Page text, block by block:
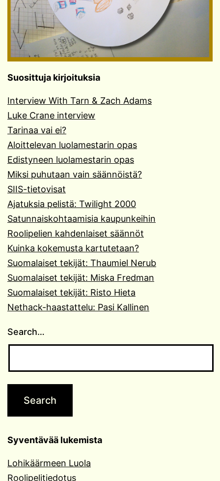
Suosittuja kirjoituksia
Interview With Tarn & Zach Adams
Luke Crane interview
Tarinaa vai ei?
Aloittelevan luolamestarin opas
Edistyneen luolamestarin opas
Miksi puhutaan vain säännöistä?
SIIS-tietovisat
Ajatuksia pelistä: Twilight 2000
Satunnaiskohtaamisia kaupunkeihin
Roolipelien kahdenlaiset säännöt
Kuinka kokemusta kartutetaan?
Suomalaiset tekijät: Thaumiel Nerub
Suomalaiset tekijät: Miska Fredman
Suomalaiset tekijät: Risto Hieta
Nethack-haastattelu: Pasi Kallinen
Search…
Syventävää lukemista
Lohikäärmeen Luola
Roolipelitiedotus